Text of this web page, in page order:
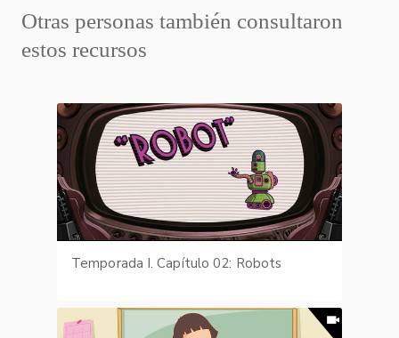
Otras personas también consultaron
estos recursos
Temporada I. Capítulo 02: Robots